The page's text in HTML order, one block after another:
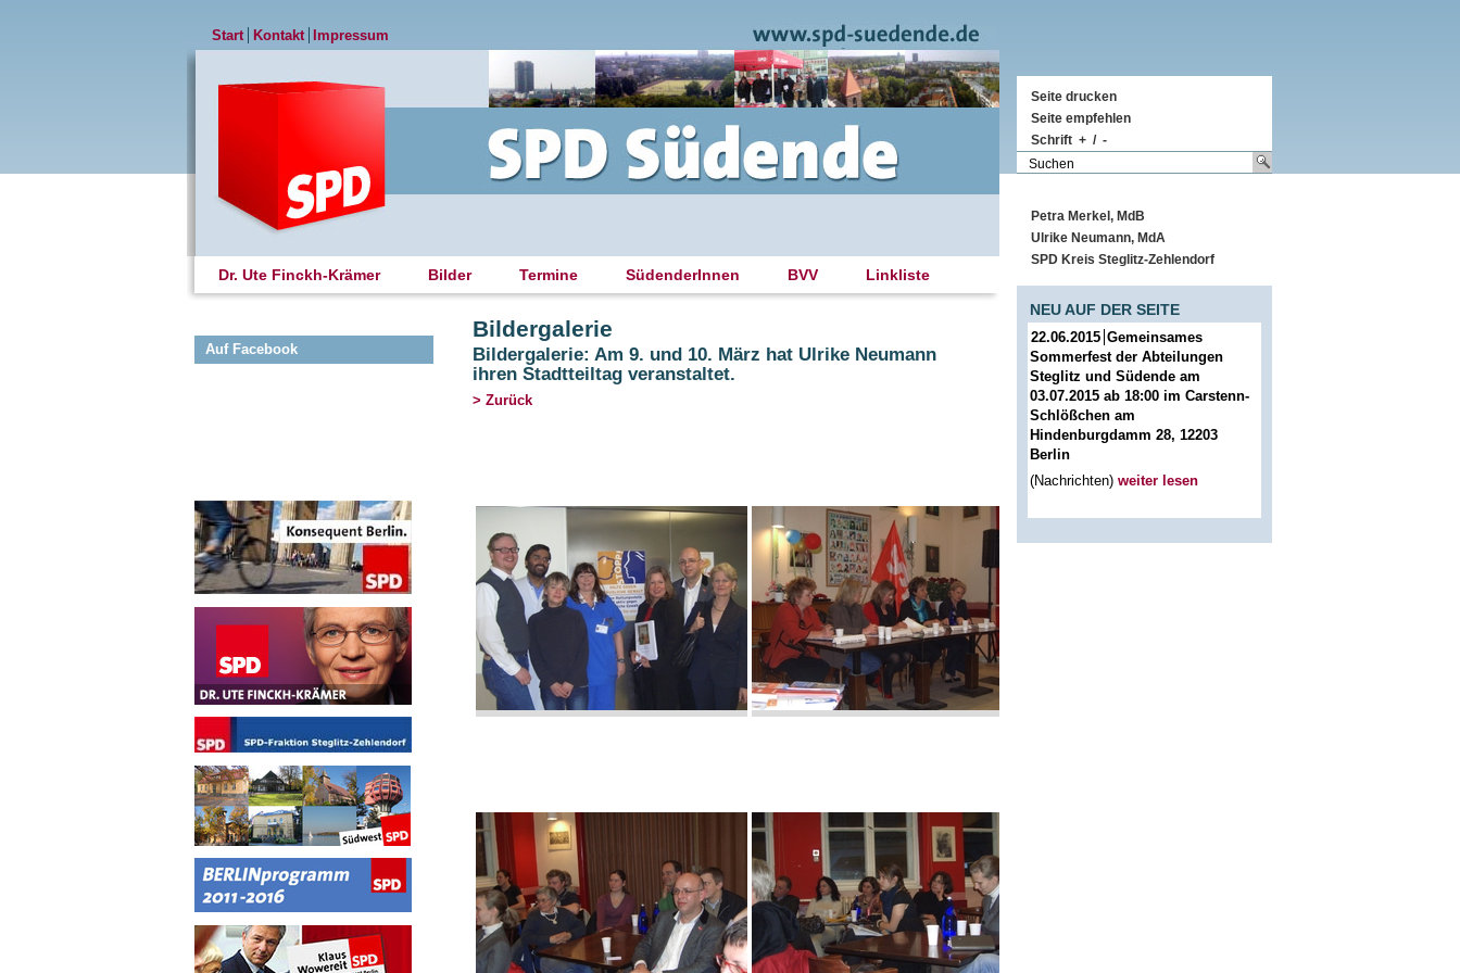
Start Kontakt Impressum
Bildergalerie
Bildergalerie: Am 9. und 10. März hat Ulrike Neumann
ihren Stadtteiltag veranstaltet.
> Zurück
Dr. Ute Finckh-Krämer Bilder Termine SüdenderInnen BVV Linkliste
Auf Facebook
Seite drucken
Seite empfehlen
Schrift + / -
Petra Merkel, MdB
Ulrike Neumann, MdA
SPD Kreis Steglitz-Zehlendorf
NEU AUF DER SEITE
22.06.2015 Gemeinsames
Sommerfest der Abteilungen
Steglitz und Südende am
03.07.2015 ab 18:00 im Carstenn-
Schlößchen am
Hindenburgdamm 28, 12203
Berlin
(Nachrichten) weiter lesen